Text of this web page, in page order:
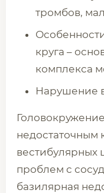
тромбов,
круга –
комплекса
Нарушение
вестибулярных
проблем с
базилярная